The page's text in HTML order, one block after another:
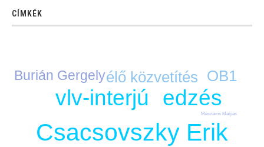
CÍMKÉK
Csacsovszky Erik
edzés
vlv-interjú
OB1
élő közvetítés
Burián Gergely
Mészáros Mátyás